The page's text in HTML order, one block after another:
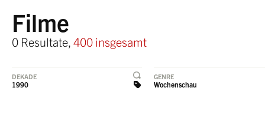
Filme
0 Resultate, 400 insgesamt
DEKADE
1990
GENRE
Wochenschau